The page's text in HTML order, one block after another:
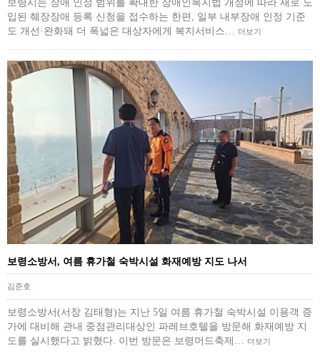
보령시는 장애 인정 범위를 확대한 장애인복지법 개정에 따라 새로 도
입된 췌장장애 등록 신청을 접수하는 한편, 일부 내부장애 인정 기준
도 개선·완화돼 더 폭넓은 대상자에게 복지서비스… 더보기
보령소방서, 여름 휴가철 숙박시설 화재예방 지도 나서
김준호
보령소방서(서장 김태형)는 지난 5일 여름 휴가철 숙박시설 이용객 증
가에 대비해 관내 중점관리대상인 파레브호텔을 방문해 화재예방 지
도를 실시했다고 밝혔다. 이번 방문은 보령머드축제… 더보기